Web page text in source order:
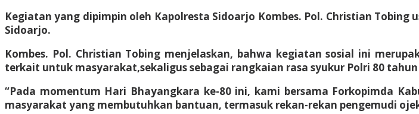
Kegiatan yang dipimpin oleh Kapolresta Sidoarjo Kombes. Pol. Christian
Sidoarjo.
Kombes. Pol. Christian Tobing menjelaskan, bahwa kegiatan sosial ini
terkait untuk masyarakat,sekaligus sebagai rangkaian rasa syukur Polri 80
“Pada momentum Hari Bhayangkara ke-80 ini, kami bersama Forkopimda
masyarakat yang membutuhkan bantuan, termasuk rekan-rekan pengemudi